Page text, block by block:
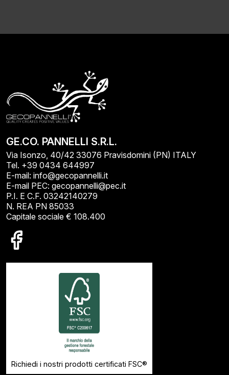
GE.CO. PANNELLI S.R.L.
Via Isonzo, 40/42 33076 Pravisdomini (PN) ITALY
Tel. +39 0434 644997
E-mail: info@gecopannelli.it
E-mail PEC: gecopannelli@pec.it
P.I. E C.F. 03242140279
N. REA PN 85033
Capitale sociale € 108.400
Richiedi i nostri prodotti certificati FSC®